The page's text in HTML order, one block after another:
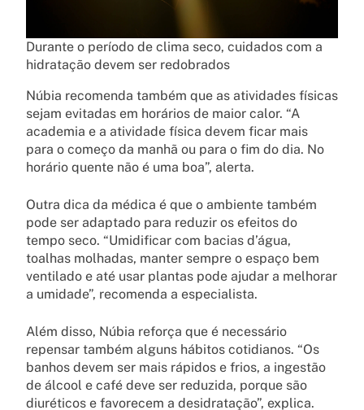
Durante o período de clima seco, cuidados com a
hidratação devem ser redobrados
Núbia recomenda também que as atividades físicas
sejam evitadas em horários de maior calor. “A
academia e a atividade física devem ficar mais
para o começo da manhã ou para o fim do dia. No
horário quente não é uma boa”, alerta.
Outra dica da médica é que o ambiente também
pode ser adaptado para reduzir os efeitos do
tempo seco. “Umidificar com bacias d’água,
toalhas molhadas, manter sempre o espaço bem
ventilado e até usar plantas pode ajudar a melhorar
a umidade”, recomenda a especialista.
Além disso, Núbia reforça que é necessário
repensar também alguns hábitos cotidianos. “Os
banhos devem ser mais rápidos e frios, a ingestão
de álcool e café deve ser reduzida, porque são
diuréticos e favorecem a desidratação”, explica.